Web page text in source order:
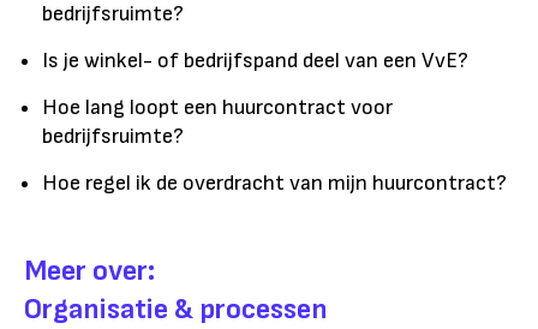
bedrijfsruimte?
Is je winkel- of bedrijfspand deel van een VvE?
Hoe lang loopt een huurcontract voor
bedrijfsruimte?
Hoe regel ik de overdracht van mijn huurcontract?
Meer over:
Organisatie & processen